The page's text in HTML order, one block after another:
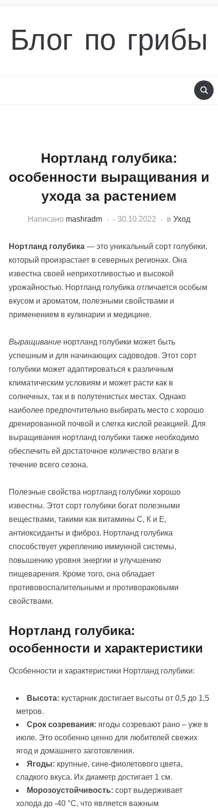
Блог по грибы
Нортланд голубика:
особенности выращивания и
ухода за растением
Написано mashradm - 30.10.2022 в Уход
Нортланд голубика— это уникальный сорт голубики,
который произрастает в северных регионах. Она
известна своей неприхотливостью и высокой
урожайностью. Нортланд голубика отличается особым
вкусом и ароматом, полезными свойствами и
применением в кулинарии и медицине.
Выращиваниенортланд голубики может быть
успешным и для начинающих садоводов. Этот сорт
голубики может адаптироваться к различным
климатическим условиям и может расти как в
солнечных, так и в полутенистых местах. Однако
наиболее предпочтительно выбирать место с хорошо
дренированной почвой и слегка кислой реакцией. Для
выращивания нортланд голубики также необходимо
обеспечить ей достаточное количество влаги в
течение всего сезона.
Полезные свойства нортланд голубики хорошо
известны. Этот сорт голубики богат полезными
веществами, такими как витамины С, К и Е,
антиоксиданты и фиброз. Нортланд голубика
способствует укреплению иммунной системы,
повышению уровня энергии и улучшению
пищеварения. Кроме того, она обладает
противовоспалительными и противораковыми
свойствами.
Нортланд голубика:
особенности и характеристики
Особенности и характеристики Нортланд голубики:
Высота: кустарник достигает высоты от 0,5 до 1,5
метров.
Срок созревания: ягоды созревают рано – уже в
июле. Это особенно ценно для любителей свежих
ягод и домашнего заготовления.
Ягоды: крупные, сине-фиолетового цвета,
сладкого вкуса. Их диаметр достигает 1 см.
Морозоустойчивость: сорт выдерживает
холода до -40 °C, что является важным